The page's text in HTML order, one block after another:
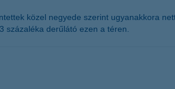
közel negyede szerint ugyanakkora
százaléka derűlátó ezen a téren.